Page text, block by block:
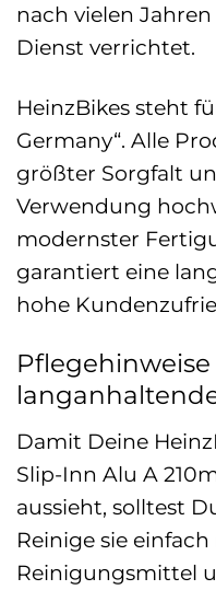
nach vielen
Dienst verrichtet.
HeinzBikes steht
Germany“. Alle
größter Sorgfalt
Verwendung
modernster
garantiert eine
hohe
Damit Deine
Slip-Inn Alu A
aussieht, solltest
Reinige sie
Reinigungsmittel